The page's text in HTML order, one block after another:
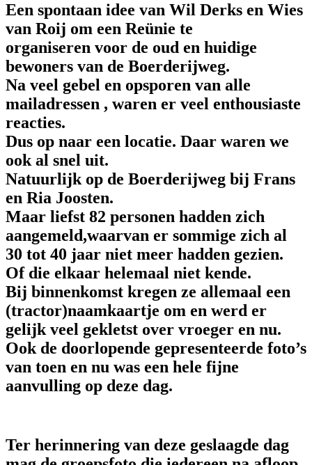
Een spontaan idee van Wil Derks en Wies
van Roij om een Reünie te
organiseren voor de oud en huidige
bewoners van de Boerderijweg.
Na veel gebel en opsporen van alle
mailadressen , waren er veel enthousiaste
reacties.
Dus op naar een locatie. Daar waren we
ook al snel uit.
Natuurlijk op de Boerderijweg bij Frans
en Ria Joosten.
Maar liefst 82 personen hadden zich
aangemeld,waarvan er sommige zich al
30 tot 40 jaar niet meer hadden gezien.
Of die elkaar helemaal niet kende.
Bij binnenkomst kregen ze allemaal een
(tractor)naamkaartje om en werd er
gelijk veel gekletst over vroeger en nu.
Ook de doorlopende gepresenteerde foto’s
van toen en nu was een hele fijne
aanvulling op deze dag.
Ter herinnering van deze geslaagde dag